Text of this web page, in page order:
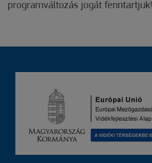
programváltozás jogát fenntartjuk!